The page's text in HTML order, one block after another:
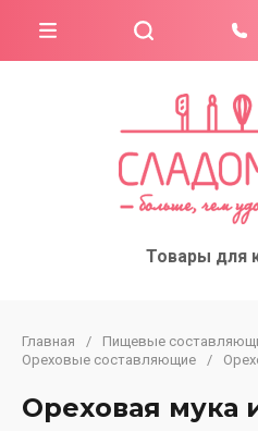
Товары для
Главная / Пищевые
Ореховые составляющие
/
Ореховая мука